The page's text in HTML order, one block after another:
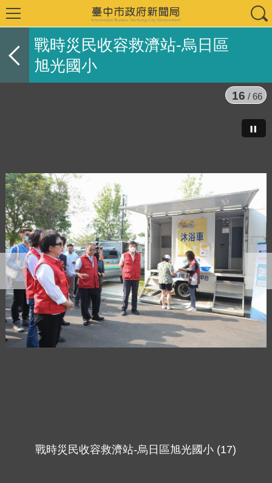
戰時災民收容救濟站-烏日區
旭光國小
戰時災民收容救濟站-烏日區旭光國小 (17)
16 / 66